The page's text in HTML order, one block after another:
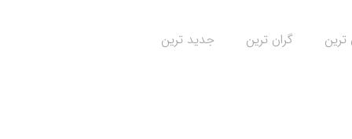
ترین گران ترین جدید ترین